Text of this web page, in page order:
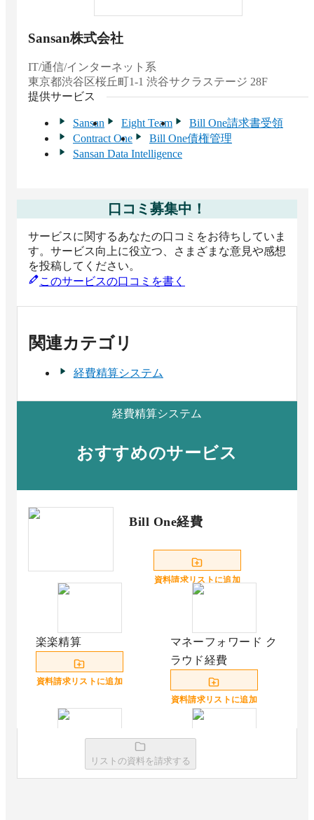
Sansan株式会社
IT/通信/インターネット系
東京都渋谷区桜丘町1-1 渋谷サクラステージ 28F
提供サービス
Sansan Eight Team
Bill One請求書受領
Contract One
Bill One債権管理
Sansan Data Intelligence
口コミ募集中！
サービスに関するあなたの口コミをお待ちしていま
す。サービス向上に役立つ、さまざまな意見や感想
を投稿してください。
このサービスの口コミを書く
関連カテゴリ
経費精算システム
経費精算システム
おすすめのサービス
Bill One経費
資料請求リストに追加
楽楽精算
資料請求リストに追加
マネーフォワード ク
ラウド経費
資料請求リストに追加
ハーモス経費 TOKIUM経費精算
リストの資料を請求する